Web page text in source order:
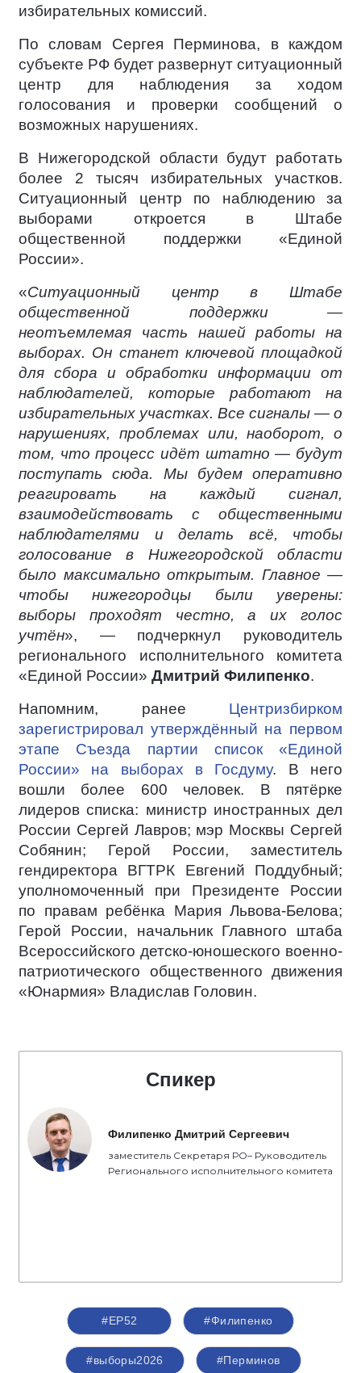
избирательных комиссий.
По словам Сергея Перминова, в каждом
субъекте РФ будет развернут ситуационный
центр для наблюдения за ходом
голосования и проверки сообщений о
возможных нарушениях.
В Нижегородской области будут работать
более 2 тысяч избирательных участков.
Ситуационный центр по наблюдению за
выборами откроется в Штабе
общественной поддержки «Единой
России».
«Ситуационный центр в Штабе
общественной поддержки —
неотъемлемая часть нашей работы на
выборах. Он станет ключевой площадкой
для сбора и обработки информации от
наблюдателей, которые работают на
избирательных участках. Все сигналы — о
нарушениях, проблемах или, наоборот, о
том, что процесс идёт штатно — будут
поступать сюда. Мы будем оперативно
реагировать на каждый сигнал,
взаимодействовать с общественными
наблюдателями и делать всё, чтобы
голосование в Нижегородской области
было максимально открытым. Главное —
чтобы нижегородцы были уверены:
выборы проходят честно, а их голос
учтён», — подчеркнул руководитель
регионального исполнительного комитета
«Единой России» Дмитрий Филипенко.
Напомним, ранее Центризбирком
зарегистрировал утверждённый на первом
этапе Съезда партии список «Единой
России» на выборах в Госдуму. В него
вошли более 600 человек. В пятёрке
лидеров списка: министр иностранных дел
России Сергей Лавров; мэр Москвы Сергей
Собянин; Герой России, заместитель
гендиректора ВГТРК Евгений Поддубный;
уполномоченный при Президенте России
по правам ребёнка Мария Львова-Белова;
Герой России, начальник Главного штаба
Всероссийского детско-юношеского военно-
патриотического общественного движения
«Юнармия» Владислав Головин.
Спикер
Филипенко Дмитрий Сергеевич
заместитель Секретаря РО– Руководитель
Регионального исполнительного комитета
#ЕР52 #Филипенко
#выборы2026 #Перминов